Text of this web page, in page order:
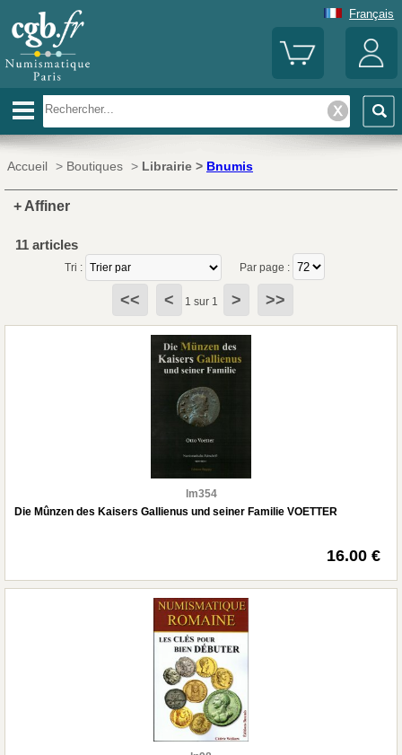
Français
Accueil > Boutiques > Librairie > Bnumis
+ Affiner
11 articles
Tri : Par page :
<< < 1 sur 1 > >>
lm354
Die Mûnzen des Kaisers Gallienus und seiner Familie VOETTER
16.00 €